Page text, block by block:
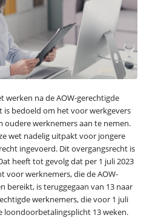
werken na de AOW-gerechtigde
is bedoeld om het voor werkgevers
oudere werknemers aan te nemen.
wet nadelig uitpakt voor jongere
ingevoerd. Dit overgangsrecht is
heeft tot gevolg dat per 1 juli 2023
voor werknemers, die de AOW-
bereikt, is teruggegaan van 13 naar
werknemers, die voor 1 juli
loondoorbetalingsplicht 13 weken.